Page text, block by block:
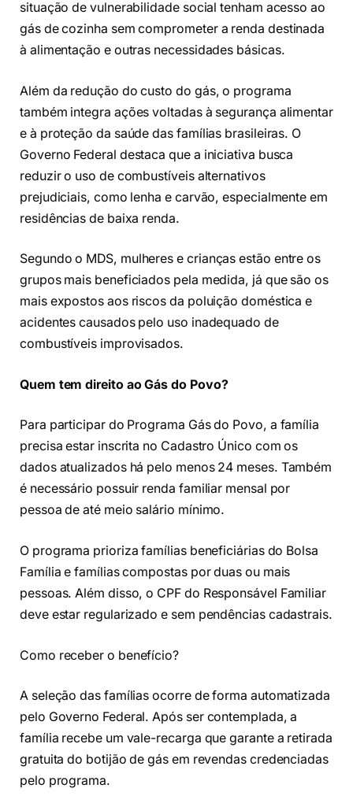
situação de vulnerabilidade social tenham acesso ao
gás de cozinha sem comprometer a renda destinada
à alimentação e outras necessidades básicas.
Além da redução do custo do gás, o programa
também integra ações voltadas à segurança alimentar
e à proteção da saúde das famílias brasileiras. O
Governo Federal destaca que a iniciativa busca
reduzir o uso de combustíveis alternativos
prejudiciais, como lenha e carvão, especialmente em
residências de baixa renda.
Segundo o MDS, mulheres e crianças estão entre os
grupos mais beneficiados pela medida, já que são os
mais expostos aos riscos da poluição doméstica e
acidentes causados pelo uso inadequado de
combustíveis improvisados.
Quem tem direito ao Gás do Povo?
Para participar do Programa Gás do Povo, a família
precisa estar inscrita no Cadastro Único com os
dados atualizados há pelo menos 24 meses. Também
é necessário possuir renda familiar mensal por
pessoa de até meio salário mínimo.
O programa prioriza famílias beneficiárias do Bolsa
Família e famílias compostas por duas ou mais
pessoas. Além disso, o CPF do Responsável Familiar
deve estar regularizado e sem pendências cadastrais.
Como receber o benefício?
A seleção das famílias ocorre de forma automatizada
pelo Governo Federal. Após ser contemplada, a
família recebe um vale-recarga que garante a retirada
gratuita do botijão de gás em revendas credenciadas
pelo programa.